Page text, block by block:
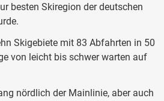
besten Skiregion der deutschen
Skigebiete mit 83 Abfahrten in 50
von leicht bis schwer warten auf
nördlich der Mainlinie, aber auch